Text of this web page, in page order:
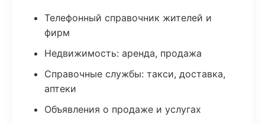
Телефонный справочник жителей и
фирм
Недвижимость: аренда, продажа
Справочные службы: такси, доставка,
аптеки
Объявления о продаже и услугах